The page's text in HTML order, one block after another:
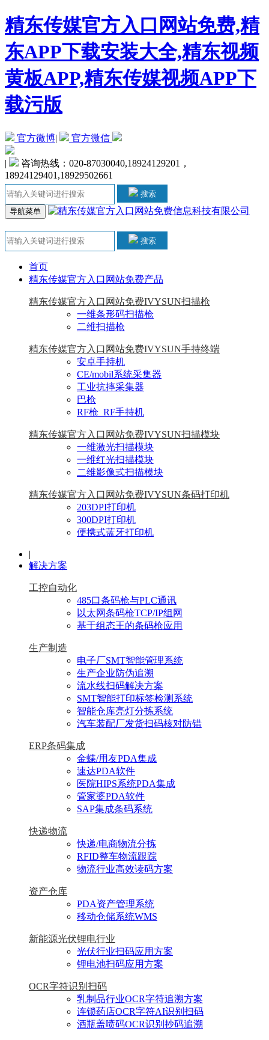
精东传媒官方入口网站免费,精
东APP下载安装大全,精东视频
黄板APP,精东传媒视频APP下
载污版
官方微博| 官方微信
|
咨询热线：020-87030040,18924129201，
18924129401,18929502661
搜索
导航菜单
搜索
首页
精东传媒官方入口网站免费产品
精东传媒官方入口网站免费IVYSUN扫描枪
一维条形码扫描枪
二维扫描枪
精东传媒官方入口网站免费IVYSUN手持终端
安卓手持机
CE/mobil系统采集器
工业抗摔采集器
巴枪
RF枪_RF手持机
精东传媒官方入口网站免费IVYSUN扫描模块
一维激光扫描模块
一维红光扫描模块
二维影像式扫描模块
精东传媒官方入口网站免费IVYSUN条码打印机
203DPI打印机
300DPI打印机
便携式蓝牙打印机
|
解决方案
工控自动化
485口条码枪与PLC通讯
以太网条码枪TCP/IP组网
基于组态王的条码枪应用
生产制造
电子厂SMT智能管理系统
生产企业防伪追溯
流水线扫码解决方案
SMT智能打印标签检测系统
智能仓库亮灯分拣系统
汽车装配厂发货扫码核对防错
ERP条码集成
金蝶/用友PDA集成
速达PDA软件
医院HIPS系统PDA集成
管家婆PDA软件
SAP集成条码系统
快递物流
快递/电商物流分拣
RFID整车物流跟踪
物流行业高效读码方案
资产仓库
PDA资产管理系统
移动仓储系统WMS
新能源光伏锂电行业
光伏行业扫码应用方案
锂电池扫码应用方案
OCR字符识别扫码
乳制品行业OCR字符追溯方案
连锁药店OCR字符AI识别扫码
酒瓶盖喷码OCR识别抄码追溯